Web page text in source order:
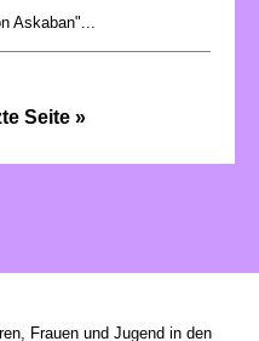
Askaban"...
Seite »
Frauen und Jugend in den